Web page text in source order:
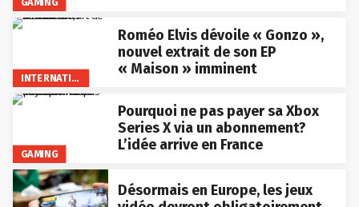
INTERNATIONAL
Roméo Elvis dévoile « Gonzo »,
nouvel extrait de son EP
« Maison » imminent
GAMING
Pourquoi ne pas payer sa Xbox
Series X via un abonnement?
L’idée arrive en France
Désormais en Europe, les jeux